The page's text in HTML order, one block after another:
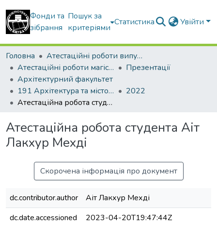
Фонди та
зібрання
Пошук за
критеріями
Статистика Увійти
Головна
Атестаційні роботи випускників
Атестаційні роботи магістрів
Презентації
Архітектурний факультет
191 Архітектура та містобудування. Теорія архітектури
2022
Атестаційна робота студента Аіт Лакхур Мехді
Атестаційна робота студента Аіт
Лакхур Мехді
Скорочена інформація про документ
dc.contributor.author
Аіт Лакхур Мехді
dc.date.accessioned
2023-04-20T19:47:44Z